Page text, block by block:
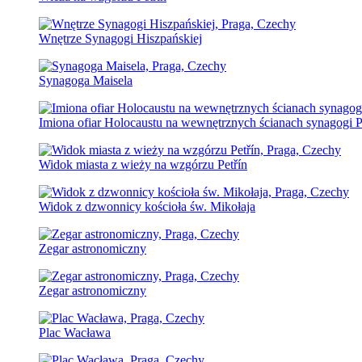
Wnętrze Synagogi Hiszpańskiej
Synagoga Maisela
Imiona ofiar Holocaustu na wewnętrznych ścianach synagogi
Widok miasta z wieży na wzgórzu Petřín
Widok z dzwonnicy kościoła św. Mikołaja
Zegar astronomiczny
Zegar astronomiczny
Plac Wacława